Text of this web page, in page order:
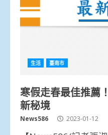
生活 臺南市
寒假走春最佳推薦
新秘境
News586 2023-01-12